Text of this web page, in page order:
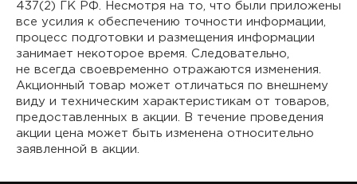
437(2) ГК РФ. Несмотря на то, что были приложены
все усилия к обеспечению точности информации,
процесс подготовки и размещения информации
занимает некоторое время. Следовательно,
не всегда своевременно отражаются изменения.
Акционный товар может отличаться по внешнему
виду и техническим характеристикам от товаров,
предоставленных в акции. В течение проведения
акции цена может быть изменена относительно
заявленной в акции.